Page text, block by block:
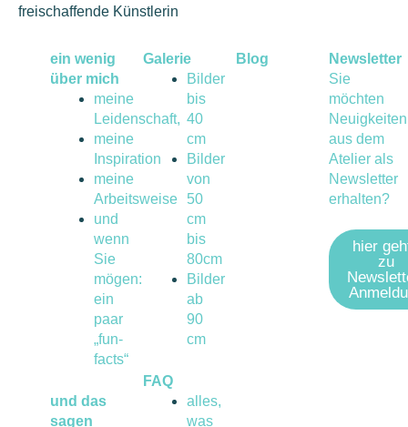
freischaffende Künstlerin
ein wenig
über mich
meine
Leidenschaft,
meine
Inspiration
meine
Arbeitsweise
und
wenn
Sie
mögen:
ein
paar
„fun-
facts“
und das
sagen
Galerie
Bilder
bis
40
cm
Bilder
von
50
cm
bis
80cm
Bilder
ab
90
cm
FAQ
alles,
was
Blog
Newsletter
Sie
möchten
Neuigkeiten
aus dem
Atelier als
Newsletter
erhalten?
hier
zu